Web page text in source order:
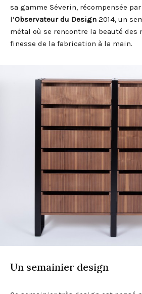
sa gamme Séverin, récompensée
l’Observateur du Design 2014, un
métal où se rencontre la beauté des
finesse de la fabrication à la main.
Un semainier design